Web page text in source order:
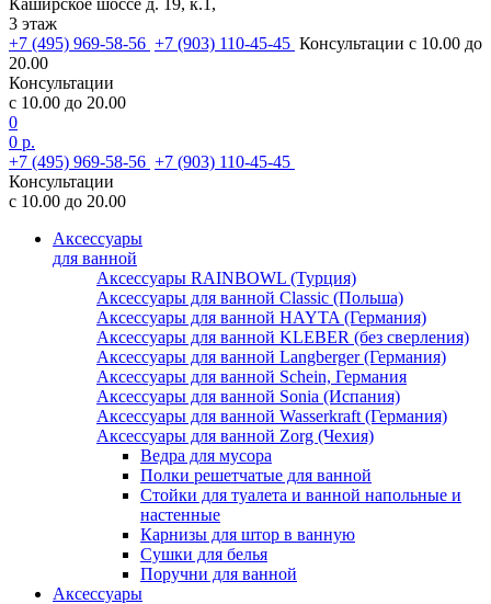
Каширское шоссе д. 19, к.1,
3 этаж
+7 (495) 969-58-56 +7 (903) 110-45-45 Консультации с 10.00 до
20.00
Консультации
с 10.00 до 20.00
0
0 р.
+7 (495) 969-58-56 +7 (903) 110-45-45
Консультации
с 10.00 до 20.00
Аксессуары
для ванной
Аксессуары RAINBOWL (Турция)
Аксессуары для ванной Classic (Польша)
Аксессуары для ванной HAYTA (Германия)
Аксессуары для ванной KLEBER (без сверления)
Аксессуары для ванной Langberger (Германия)
Аксессуары для ванной Schein, Германия
Аксессуары для ванной Sonia (Испания)
Аксессуары для ванной Wasserkraft (Германия)
Аксессуары для ванной Zorg (Чехия)
Ведра для мусора
Полки решетчатые для ванной
Стойки для туалета и ванной напольные и
настенные
Карнизы для штор в ванную
Сушки для белья
Поручни для ванной
Аксессуары